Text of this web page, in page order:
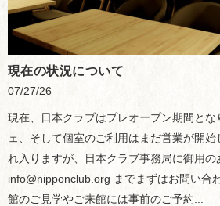
現在の状況について
07/27/26
現在、日本クラブはプレオープン期間と
ェ、そして個室のご利用はまだ営業が開
れ入りますが、日本クラブ事務局に御用の
info@nipponclub.org までまずはお問い合
館のご見学やご来館には事前のご予約...